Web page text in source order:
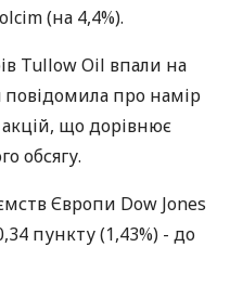
(на 4,4%).
Tullow Oil впали на
повідомила про намір
що дорівнює
обсягу.
Європи Dow Jones
пункту (1,43%) - до